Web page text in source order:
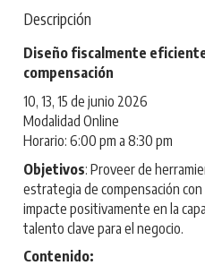
Descripción
Diseño fiscalmente
compensación
10, 13, 15 de junio 2026
Modalidad Online
Horario: 6:00 pm a 8:30 pm
Objetivos: Proveer de
estrategia de compensación
impacte positivamente en la
talento clave para el negocio.
Contenido: